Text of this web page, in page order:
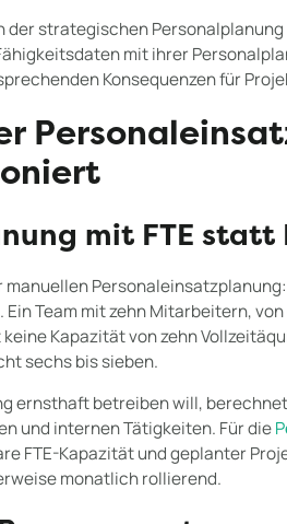
der strategischen
mit ihrer
Konsequenzen für
mit FTE statt
manuellen
Ein Team mit zehn Mitarbeitern,
Kapazität von zehn
sechs bis sieben.
ernsthaft betreiben will,
und internen Tätigkeiten. Für die
FTE-Kapazität und geplanter
monatlich rollierend.